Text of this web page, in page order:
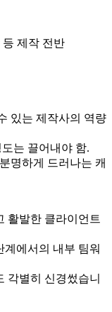
등 제작 전반
있는 제작사의 역량
는 끌어내야 함.
명하게 드러나는 캐
활발한 클라이언트
에서의 내부 팀워
각별히 신경썼습니